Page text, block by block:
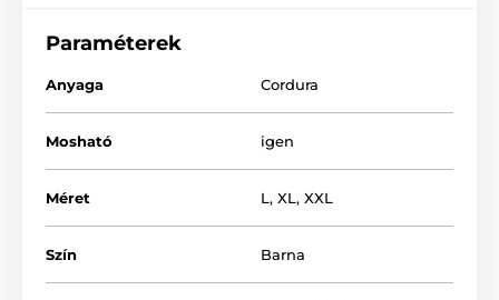
örömet a kutyusnak és rendeljen Reedog
kutyafekhelyt.
Paraméterek
Anyaga Cordura
Mosható igen
Méret L, XL, XXL
Szín Barna